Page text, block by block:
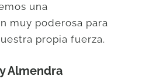
una
muy poderosa para
propia fuerza.
Almendra